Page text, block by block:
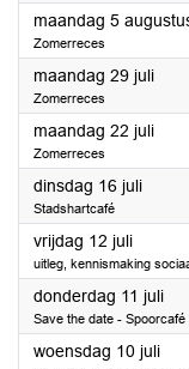
maandag 5
Zomerreces
maandag 29 juli2024
Zomerreces
maandag 22 juli2024
Zomerreces
dinsdag 16 juli2024
Stadshartcafé
vrijdag 12 juli2024
uitleg, kennismaking
donderdag 11 juli
Save the date - Spoorcafé
woensdag 10 juli2024